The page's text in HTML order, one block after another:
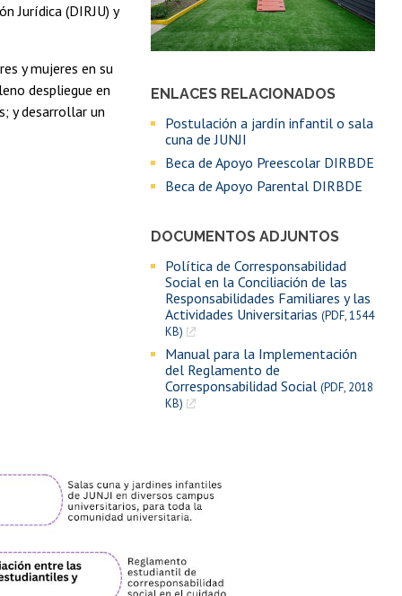
ENLACES RELACIONADOS
Postulación a jardín infantil o sala
cuna de JUNJI
Beca de Apoyo Preescolar DIRBDE
Beca de Apoyo Parental DIRBDE
DOCUMENTOS ADJUNTOS
Política de Corresponsabilidad
Social en la Conciliación de las
Responsabilidades Familiares y las
Actividades Universitarias (PDF, 1544
KB)
Manual para la Implementación
del Reglamento de
Corresponsabilidad Social (PDF, 2018
KB)
Jurídica (DIRJU) y
y mujeres en su
despliegue en
y desarrollar un